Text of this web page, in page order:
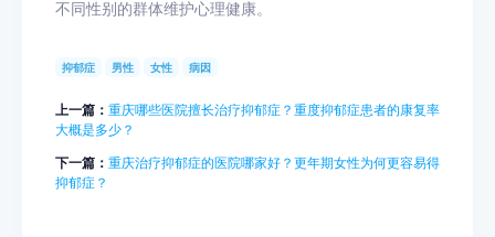
不同性别的群体维护心理健康。
抑郁症 男性 女性 病因
上一篇： 重庆哪些医院擅长治疗抑郁症？重度抑郁症患者的康复率
大概是多少？
下一篇： 重庆治疗抑郁症的医院哪家好？更年期女性为何更容易得
抑郁症？